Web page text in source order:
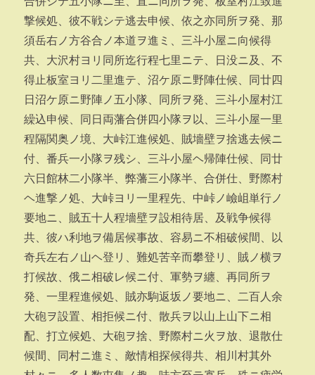
撃候処、彼不戦シテ逃去申候、依之亦同所ヲ発、那
須岳右ノ方谷合ノ本道ヲ進ミ、三斗小屋ニ向候得
共、大沢村ヨリ同所迄行程七里ニテ、日没ニ及、不
得止板室ヨリ二里進テ、沼ケ原ニ野陣仕候、同廿四
日沼ケ原ニ野陣ノ五小隊、同所ヲ発、三斗小屋村江
繰込申候、同日両藩合併四小隊ヲ以、三斗小屋一里
程隔関奥ノ境、大峠江進候処、賊墻壁ヲ捨逃去候ニ
付、番兵一小隊ヲ残シ、三斗小屋ヘ帰陣仕候、同廿
六日館林二小隊半、弊藩三小隊半、合併仕、野際村
ヘ進撃ノ処、大峠ヨリ一里程先、中峠ノ嶮岨単行ノ
要地ニ、賊五十人程墻壁ヲ設相待居、及戦争候得
共、彼ハ利地ヲ備居候事故、容易ニ不相破候間、以
奇兵左右ノ山ヘ登リ、難処苦辛而攀登リ、賊ノ横ヲ
打候故、俄ニ相破レ候ニ付、軍勢ヲ纏、再同所ヲ
発、一里程進候処、賊亦駒返坂ノ要地ニ、二百人余
大砲ヲ設置、相拒候ニ付、散兵ヲ以山上山下ニ相
配、打立候処、大砲ヲ捨、野際村ニ火ヲ放、退散仕
候間、同村ニ進ミ、敵情相探候得共、相川村其外